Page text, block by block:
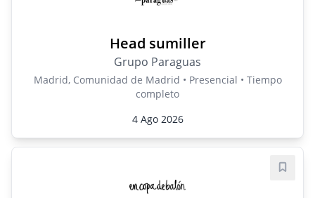
Head sumiller
Grupo Paraguas
Madrid, Comunidad de Madrid • Presencial • Tiempo
completo
4 Ago 2026